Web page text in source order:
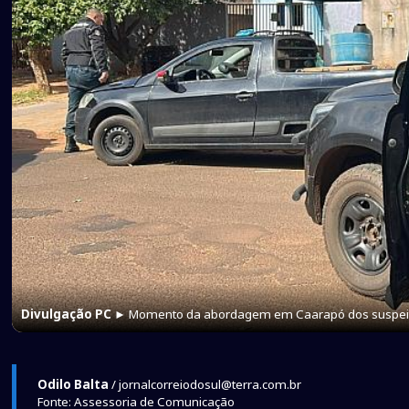
Divulgação PC► Momento da abordagem em Caarapó dos
Odilo Balta / jornalcorreiodosul@terra.com.br
Fonte: Assessoria de Comunicação